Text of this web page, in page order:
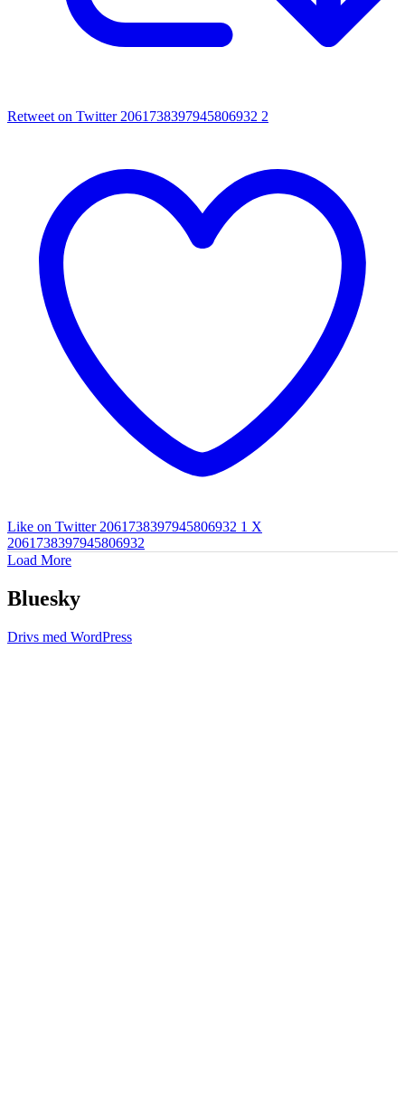
Retweet on Twitter 2061738397945806932 2
Like on Twitter 2061738397945806932 1 X
2061738397945806932
Load More
Bluesky
Drivs med WordPress